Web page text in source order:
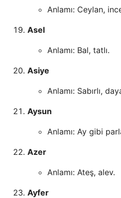
Anlamı: Ceylan,
Asel
Anlamı: Bal, tatlı.
Asiye
Anlamı: Sabırlı,
Aysun
Anlamı: Ay gibi
Azer
Anlamı: Ateş, alev.
Ayfer